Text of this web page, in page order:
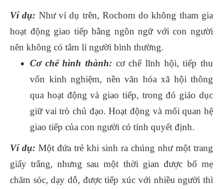
Ví dụ: Như ví dụ trên, Rochom do không tham gia
hoạt động giao tiếp bằng ngôn ngữ với con người
nên không có tâm lí người bình thường.
Cơ chế hình thành: cơ chế lĩnh hội, tiếp thu
vốn kinh nghiệm, nền văn hóa xã hội thông
qua hoạt động và giao tiếp, trong đó giáo dục
giữ vai trò chủ đạo. Hoạt động và mối quan hệ
giao tiếp của con người có tính quyết định.
Ví dụ: Một đứa trẻ khi sinh ra chúng như một trang
giấy trắng, nhưng sau một thời gian được bố mẹ
chăm sóc, dạy dỗ, được tiếp xúc với nhiều người thì